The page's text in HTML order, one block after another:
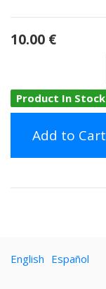
10.00 €
Product In Stock
Add to Cart
English Español